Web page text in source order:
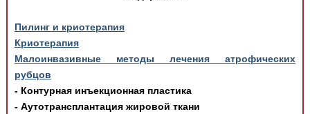
Пилинг и криотерапия
Криотерапия
Малоинвазивные методы лечения атрофических
рубцов
- Контурная инъекционная пластика
- Аутотрансплантация жировой ткани